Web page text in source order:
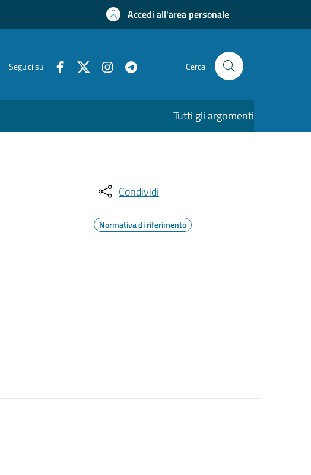
Accedi all'area personale
Seguici su Cerca
Tutti gli argomenti
Condividi
Normativa di riferimento